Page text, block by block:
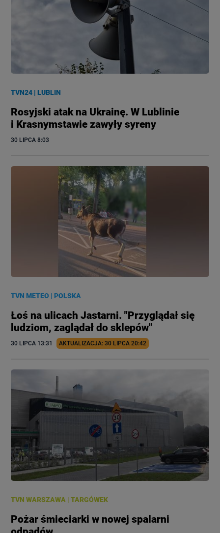
TVN24 |LUBLIN
Rosyjski atak na Ukrainę. W Lublinie
i Krasnymstawie zawyły syreny
30 LIPCA 8:03
TVN METEO |POLSKA
Łoś na ulicach Jastarni. "Przyglądał się
ludziom, zaglądał do sklepów"
30 LIPCA 13:31 AKTUALIZACJA: 30 LIPCA 20:42
TVN WARSZAWA |TARGÓWEK
Pożar śmieciarki w nowej spalarni